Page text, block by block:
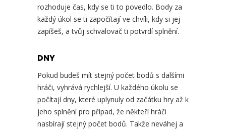
rozhoduje čas, kdy se ti to povedlo. Body za
každý úkol se ti započítají ve chvíli, kdy si jej
zapíšeš, a tvůj schvalovač ti potvrdí splnění.
DNY
Pokud budeš mít stejný počet bodů s dalšími
hráči, vyhrává rychlejší. U každého úkolu se
počítají dny, které uplynuly od začátku hry až k
jeho splnění pro případ, že někteří hráči
nasbírají stejný počet bodů. Takže neváhej a